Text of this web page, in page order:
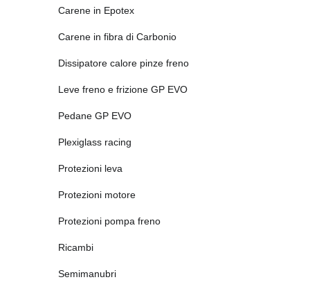
Carene in Epotex
Carene in fibra di Carbonio
Dissipatore calore pinze freno
Leve freno e frizione GP EVO
Pedane GP EVO
Plexiglass racing
Protezioni leva
Protezioni motore
Protezioni pompa freno
Ricambi
Semimanubri